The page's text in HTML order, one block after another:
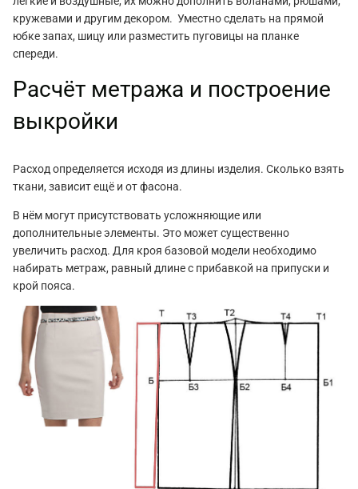
кружевами и другим декором. Уместно сделать на прямой
юбке запах, шицу или разместить пуговицы на планке
спереди.
Расчёт метража и построение
выкройки
Расход определяется исходя из длины изделия. Сколько взять
ткани, зависит ещё и от фасона.
В нём могут присутствовать усложняющие или
дополнительные элементы. Это может существенно
увеличить расход. Для кроя базовой модели необходимо
набирать метраж, равный длине с прибавкой на припуски и
крой пояса.